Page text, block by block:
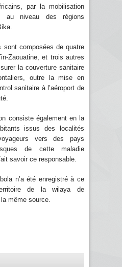
par la mobilisation
au niveau des régions
sont composées de quatre
Zaouatine, et trois autres
la couverture sanitaire
outre la mise en
sanitaire à l’aéroport de
consiste également en la
issus des localités
vers des pays
de cette maladie
savoir ce responsable.
n’a été enregistré à ce
de la wilaya de
même source.